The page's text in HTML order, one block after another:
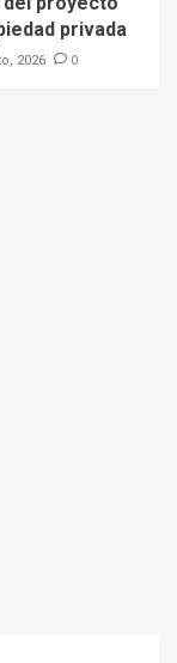
privada
2026 0